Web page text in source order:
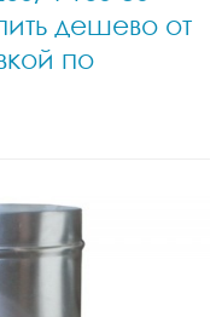
дешево от
по